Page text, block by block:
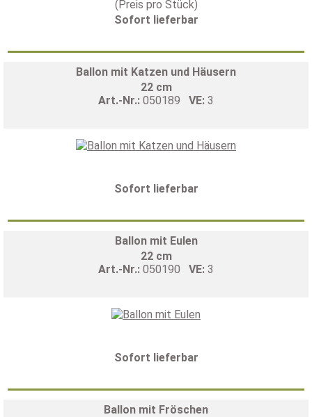
(Preis pro Stück)
Sofort lieferbar
Ballon mit Katzen und Häusern
22 cm
Art.-Nr.: 050189 VE: 3
Sofort lieferbar
Ballon mit Eulen
22 cm
Art.-Nr.: 050190 VE: 3
Sofort lieferbar
Ballon mit Fröschen